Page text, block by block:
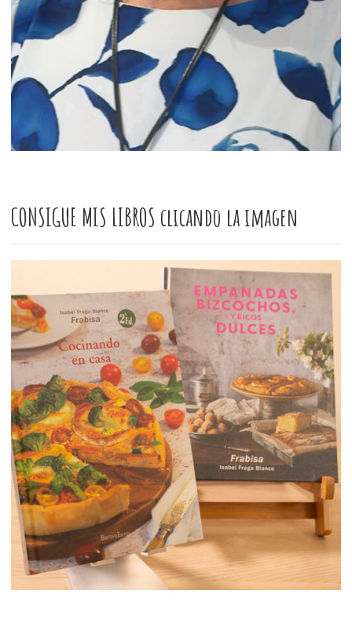
CONSIGUE MIS LIBROS clicando la imagen